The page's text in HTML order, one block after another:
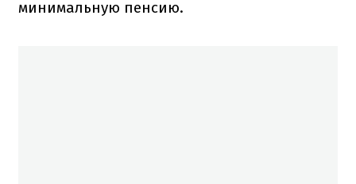
минимальную пенсию.